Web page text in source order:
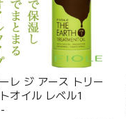
レ ジ アース トリー
オイル レベル1